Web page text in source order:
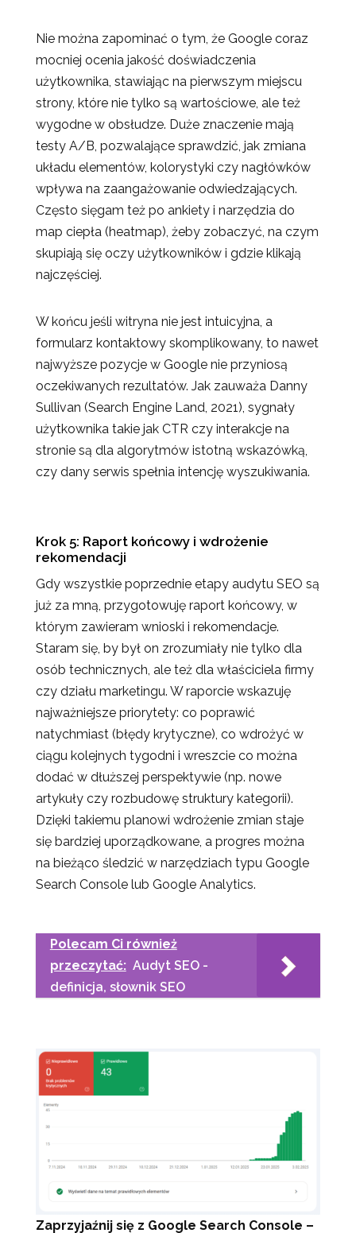
Nie można zapominać o tym, że Google coraz
mocniej ocenia jakość doświadczenia
użytkownika, stawiając na pierwszym miejscu
strony, które nie tylko są wartościowe, ale też
wygodne w obsłudze. Duże znaczenie mają
testy A/B, pozwalające sprawdzić, jak zmiana
układu elementów, kolorystyki czy nagłówków
wpływa na zaangażowanie odwiedzających.
Często sięgam też po ankiety i narzędzia do
map ciepła (heatmap), żeby zobaczyć, na czym
skupiają się oczy użytkowników i gdzie klikają
najczęściej.
W końcu jeśli witryna nie jest intuicyjna, a
formularz kontaktowy skomplikowany, to nawet
najwyższe pozycje w Google nie przyniosą
oczekiwanych rezultatów. Jak zauważa Danny
Sullivan (Search Engine Land, 2021), sygnały
użytkownika takie jak CTR czy interakcje na
stronie są dla algorytmów istotną wskazówką,
czy dany serwis spełnia intencję wyszukiwania.
Krok 5: Raport końcowy i wdrożenie
rekomendacji
Gdy wszystkie poprzednie etapy audytu SEO są
już za mną, przygotowuję raport końcowy, w
którym zawieram wnioski i rekomendacje.
Staram się, by był on zrozumiały nie tylko dla
osób technicznych, ale też dla właściciela firmy
czy działu marketingu. W raporcie wskazuję
najważniejsze priorytety: co poprawić
natychmiast (błędy krytyczne), co wdrożyć w
ciągu kolejnych tygodni i wreszcie co można
dodać w dłuższej perspektywie (np. nowe
artykuły czy rozbudowę struktury kategorii).
Dzięki takiemu planowi wdrożenie zmian staje
się bardziej uporządkowane, a progres można
na bieżąco śledzić w narzędziach typu Google
Search Console lub Google Analytics.
Polecam Ci również
przeczytać: Audyt SEO -
definicja, słownik SEO
Zaprzyjaźnij się z Google Search Console –